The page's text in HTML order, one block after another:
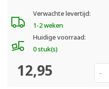
Verwachte levertijd:
1-2 weken
Huidige voorraad:
0 stuk(s)
12,95 -